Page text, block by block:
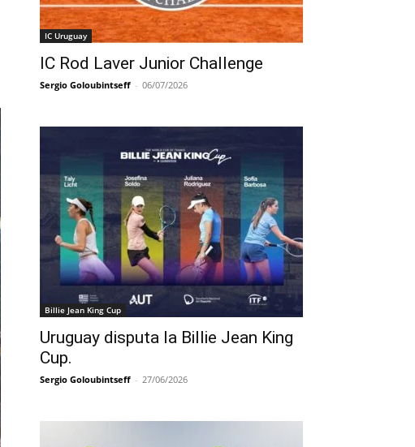
IC Uruguay
IC Rod Laver Junior Challenge
Sergio Goloubintseff - 06/07/2026
Billie Jean King Cup
Uruguay disputa la Billie Jean King
Cup.
Sergio Goloubintseff - 27/06/2026